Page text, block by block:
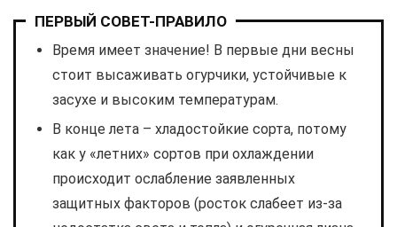
ПЕРВЫЙ СОВЕТ-ПРАВИЛО
Время имеет значение! В первые дни весны
стоит высаживать огурчики, устойчивые к
засухе и высоким температурам.
В конце лета – хладостойкие сорта, потому
как у «летних» сортов при охлаждении
происходит ослабление заявленных
защитных факторов (росток слабеет из-за